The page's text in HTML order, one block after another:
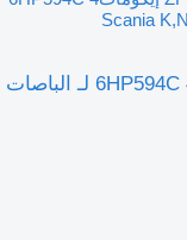
علبة السرعات ZF إيكومات4 6HP594C 4182054004 لـ الباصات